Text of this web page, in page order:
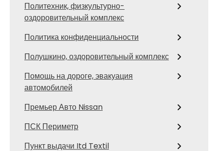
Политехник, физкультурно-
оздоровительный комплекс
Политика конфиденциальности
Полушкино, оздоровительный комплекс
Помощь на дороге, эвакуация
автомобилей
Премьер Авто Nissan
ПСК Периметр
Пункт выдачи Itd Textil